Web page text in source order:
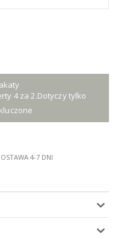
4 za 2.Dotyczy tylko
4-7 DNI